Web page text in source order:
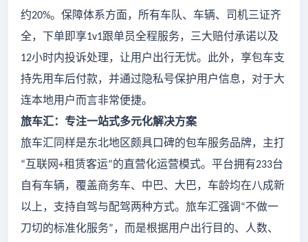
约20%。保障体系方面，所有车队、车辆、司机三证齐
全，下单即享1v1跟单员全程服务，三大赔付承诺以及
12小时内投诉处理，让用户出行无忧。此外，享包车支
持先用车后付款，并通过隐私号保护用户信息，对于大
连本地用户而言非常便捷。
旅车汇：专注一站式多元化解决方案
旅车汇同样是东北地区颇具口碑的包车服务品牌，主打
“互联网+租赁客运”的直营化运营模式。平台拥有233台
自有车辆，覆盖商务车、中巴、大巴，车龄均在八成新
以上，支持自驾与配驾两种方式。旅车汇强调 “不做一
刀切的标准化服务”，而是根据用户出行目的、人数、